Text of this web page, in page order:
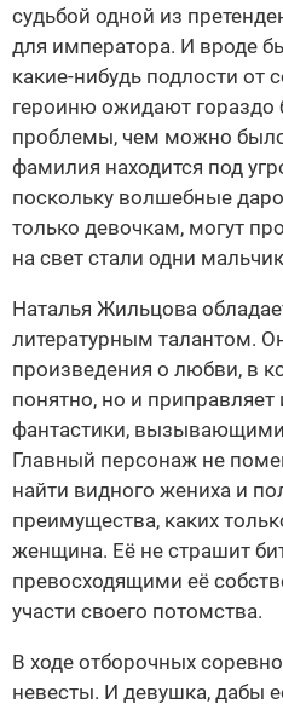
судьбой одной из
для императора. И вроде
какие-нибудь подлости от
героиню ожидают гораздо
проблемы, чем можно
фамилия находится под
поскольку волшебные
только девочкам, могут
на свет стали одни
Наталья Жильцова
литературным талантом.
произведения о любви, в
понятно, но и приправляет
фантастики, вызывающими
Главный персонаж не
найти видного жениха и
преимущества, каких
женщина. Её не страшит
превосходящими её
участи своего потомства.
В ходе отборочных
невесты. И девушка, дабы